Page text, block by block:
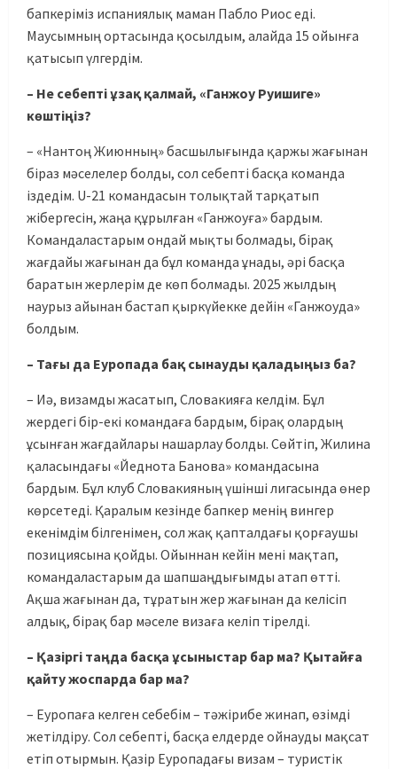
бапкеріміз испаниялық маман Пабло Риос еді.
Маусымның ортасында қосылдым, алайда 15 ойынға
қатысып үлгердім.
– Не себепті ұзақ қалмай, «Ганжоу Руишиге»
көштіңіз?
– «Нантоң Жиюнның» басшылығында қаржы жағынан
біраз мәселелер болды, сол себепті басқа команда
іздедім. U-21 командасын толықтай тарқатып
жібергесін, жаңа құрылған «Ганжоуға» бардым.
Командаластарым ондай мықты болмады, бірақ
жағдайы жағынан да бұл команда ұнады, әрі басқа
баратын жерлерім де көп болмады. 2025 жылдың
наурыз айынан бастап қыркүйекке дейін «Ганжоуда»
болдым.
– Тағы да Еуропада бақ сынауды қаладыңыз ба?
– Иә, визамды жасатып, Словакияға келдім. Бұл
жердегі бір-екі командаға бардым, бірақ олардың
ұсынған жағдайлары нашарлау болды. Сөйтіп, Жилина
қаласындағы «Йеднота Банова» командасына
бардым. Бұл клуб Словакияның үшінші лигасында өнер
көрсетеді. Қаралым кезінде бапкер менің вингер
екенімдім білгенімен, сол жақ қапталдағы қорғаушы
позициясына қойды. Ойыннан кейін мені мақтап,
командаластарым да шапшаңдығымды атап өтті.
Ақша жағынан да, тұратын жер жағынан да келісіп
алдық, бірақ бар мәселе визаға келіп тірелді.
– Қазіргі таңда басқа ұсыныстар бар ма? Қытайға
қайту жоспарда бар ма?
– Еуропаға келген себебім – тәжірибе жинап, өзімді
жетілдіру. Сол себепті, басқа елдерде ойнауды мақсат
етіп отырмын. Қазір Еуропадағы визам – туристік